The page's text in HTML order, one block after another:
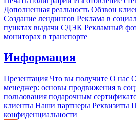
Дополненная реальность Обзвон
Создание лендингов Реклама в
пунктах выдачи СДЭК Рекламный
мониторах в транспорте
Информация
Презентация Что вы получите О нас
менеджер: основы продвижения в
пользования подарочным
клиенты Наши партнеры Реквизиты
конфиденциальности